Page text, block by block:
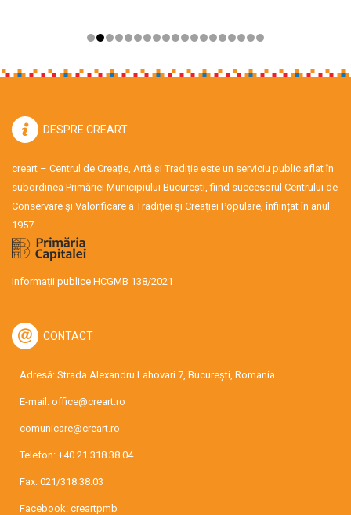
DESPRE CREART
creart – Centrul de Creație, Artă și Tradiție este un serviciu public aflat în
subordinea Primăriei Municipiului București, fiind succesorul Centrului de
Conservare şi Valorificare a Tradiţiei şi Creaţiei Populare, înființat în anul
1957.
Informații publice HCGMB 138/2021
CONTACT
Adresă: Strada Alexandru Lahovari 7, București, Romania
E-mail: office@creart.ro
comunicare@creart.ro
Telefon: +40.21.318.38.04
Fax: 021/318.38.03
Facebook: creartpmb